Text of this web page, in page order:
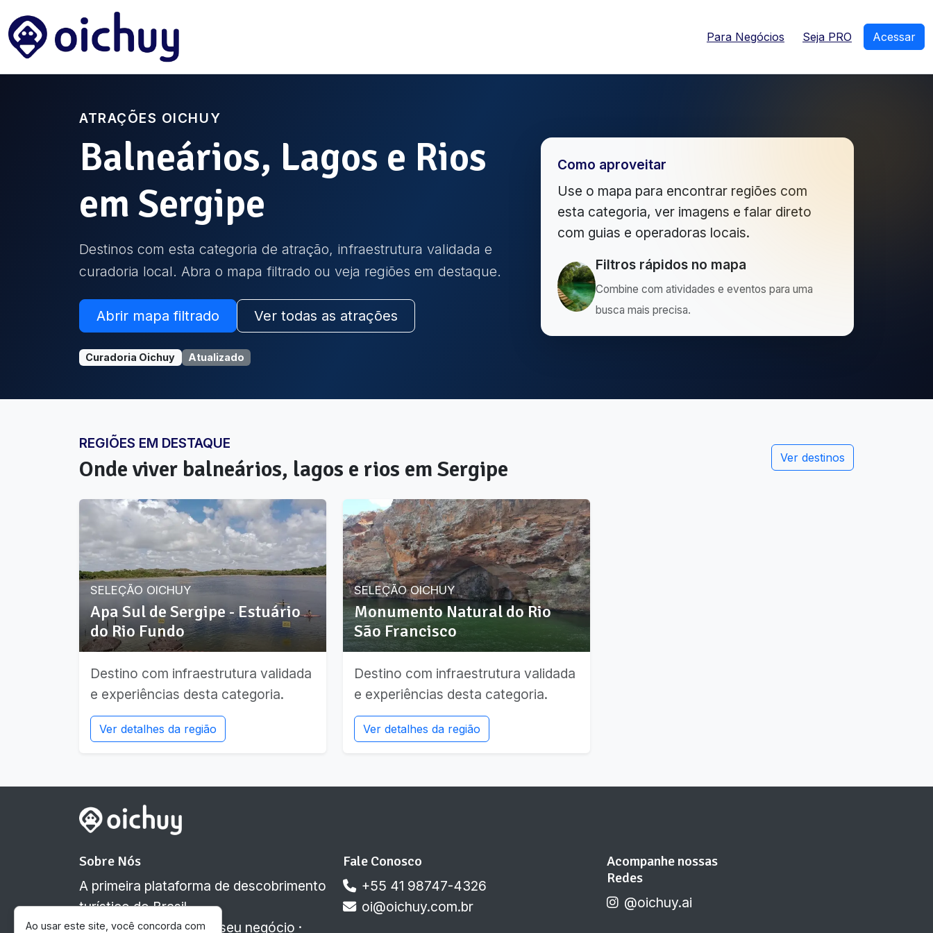
Para Negócios Seja PRO Acessar
ATRAÇÕES OICHUY
Balneários, Lagos e Rios
em Sergipe
Destinos com esta categoria de atração, infraestrutura validada e
curadoria local. Abra o mapa filtrado ou veja regiões em destaque.
Abrir mapa filtrado Ver todas as atrações
Curadoria Oichuy Atualizado
Como aproveitar
Use o mapa para encontrar regiões com
esta categoria, ver imagens e falar direto
com guias e operadoras locais.
Filtros rápidos no mapa
Combine com atividades e eventos para uma
busca mais precisa.
REGIÕES EM DESTAQUE
Onde viver balneários, lagos e rios em Sergipe Ver destinos
SELEÇÃO OICHUY
Apa Sul de Sergipe - Estuário
do Rio Fundo
Destino com infraestrutura validada
e experiências desta categoria.
Ver detalhes da região
SELEÇÃO OICHUY
Monumento Natural do Rio
São Francisco
Destino com infraestrutura validada
e experiências desta categoria.
Ver detalhes da região
Sobre Nós
A primeira plataforma de descobrimento
turístico do Brasil.
Clique aqui e cadastre seu negócio ·
Fale Conosco
+55 41 98747-4326
oi@oichuy.com.br
Acompanhe nossas
Redes
@oichuy.ai
Ao usar este site, você concorda com